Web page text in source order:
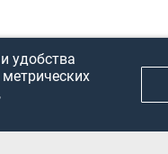
удобства